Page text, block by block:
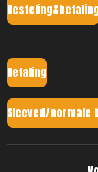
Besteling&betaling
Betaling
Sleeved/normale